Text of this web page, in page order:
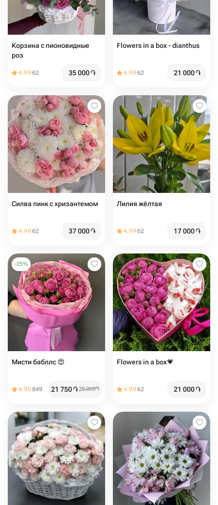
Корзина с пионовидные
роз
4.9962 35 000֏
Flowers in a box - dianthus
4.9962 21 000֏
Силва пинк с хризантемом
4.9962 37 000֏
Лилия жёлтая
4.9962 17 000֏
-25%
Мисти бабллс 😍️
4.90849 21 750֏29 000֏
Flowers in a box💗
4.9962 21 000֏